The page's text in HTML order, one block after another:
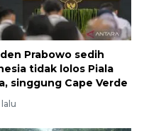
Prabowo sedih
tidak lolos Piala
singgung Cape Verde
lalu